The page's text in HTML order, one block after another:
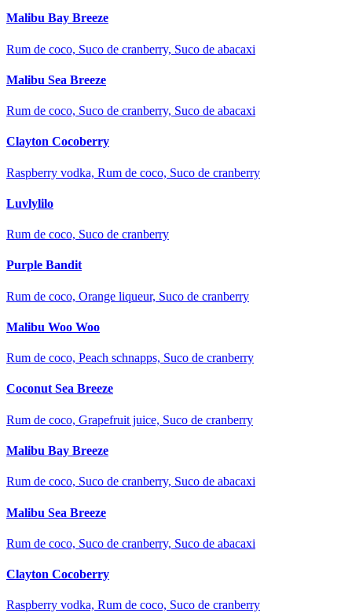
Malibu Bay Breeze
Rum de coco, Suco de cranberry, Suco de abacaxi
Malibu Sea Breeze
Rum de coco, Suco de cranberry, Suco de abacaxi
Clayton Cocoberry
Raspberry vodka, Rum de coco, Suco de cranberry
Luvlylilo
Rum de coco, Suco de cranberry
Purple Bandit
Rum de coco, Orange liqueur, Suco de cranberry
Malibu Woo Woo
Rum de coco, Peach schnapps, Suco de cranberry
Coconut Sea Breeze
Rum de coco, Grapefruit juice, Suco de cranberry
Malibu Bay Breeze
Rum de coco, Suco de cranberry, Suco de abacaxi
Malibu Sea Breeze
Rum de coco, Suco de cranberry, Suco de abacaxi
Clayton Cocoberry
Raspberry vodka, Rum de coco, Suco de cranberry